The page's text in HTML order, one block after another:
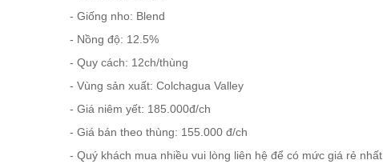
RƯỢU COGNAC
- Giống nho: Blend
- Nồng độ: 12.5%
- Quy cách: 12ch/thùng
- Vùng sản xuất: Colchagua Valley
- Giá niêm yết: 185.000đ/ch
- Giá bán theo thùng: 155.000 đ/ch
- Quý khách mua nhiều vui lòng liên hệ để có mức giá rẻ nhất